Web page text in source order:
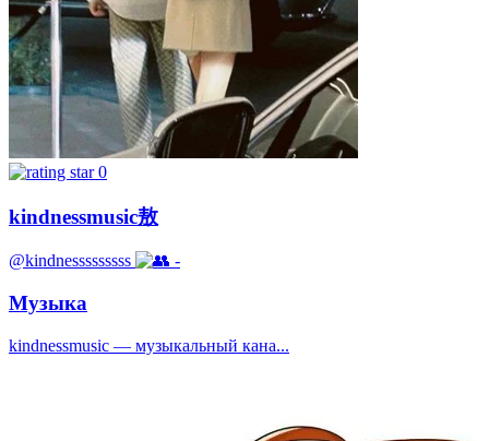
0
kindnessmusic敖
@kindnesssssssss -
Музыка
kindnessmusic — музыкальный кана...